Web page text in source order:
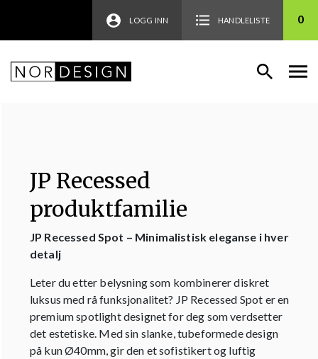
LOGG INN HANDLELISTE 0
JP Recessed
produktfamilie
JP Recessed Spot – Minimalistisk eleganse i hver
detalj
Leter du etter belysning som kombinerer diskret
luksus med rå funksjonalitet? JP Recessed Spot er en
premium spotlight designet for deg som verdsetter
det estetiske. Med sin slanke, tubeformede design
på kun Ø40mm, gir den et sofistikert og luftig